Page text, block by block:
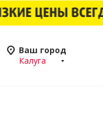
Ваш город
Калуга